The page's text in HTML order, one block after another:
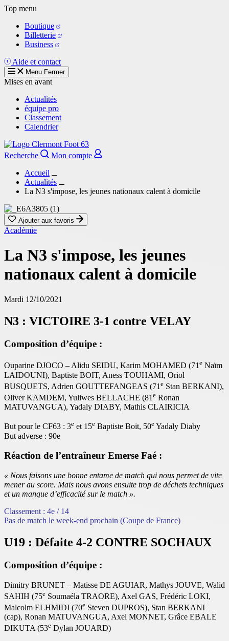
Aller
contenu
principal
Top menu
Boutique
Billetterie
Business
Aide et contact
Menu Fermer
Mises en avant
Actualités
équipe pro
Classement
Calendrier
Recherche
Mon compte
Accueil
Actualités
La N3 s'impose, les jeunes nationaux calent à domicile
Ajouter aux favoris
Académie
La N3 s'impose, les jeunes
nationaux calent à domicile
Mardi 12/10/2021
N3 : VICTOIRE 3-1 contre VELAY
Composition d’équipe :
Ouparine DJOCO – Alidu SEIDU, Karim MOHAMED (71e Naïm
LAIDOUNI), Baptiste BOIT, Aness TOUHAMI, Oriol
BUSQUETS, Adrien GOUTTEFANGEAS (71 e Stan BERKANI),
Oliver KAMDEM, Yuliwes BELLACHE (81 e Ronan
MATUVANGUA), Yadaly DIABY, Mathis CLAIRICIA
But pour le CF63 : 3e et 15e Baptiste Boit, 50e Yadaly Diaby
But adverse : 90e
Réaction de l’entraîneur Emerse Faé :
« Nous faisons une bonne entame de match qui nous permet de vite
mener au score. Mais nous avons ensuite trop de déchets techniques
et un manque d’efficacité sur le match ».
Classement : 4e / 14
Pas de match le week-end prochain (Coupe de France)
U19 : Défaite 4-2 CONTRE SOCHAUX
Composition d’équipe :
Dimitry BRUNET – Matisse DE AGUIAR, Mathys JOUVE, Walid
SAHIH (75e Soumaéla TRAORE), Axel GAS, Frédéric LOKI,
Malcolm ELHMIDI (70e Steven DUPROS), Stan BERKANI
(cap), Ronan MATUVANGUA, Axel MONNET, Grâce EBALE
DIKUTA (53e Dylan JOUARD)